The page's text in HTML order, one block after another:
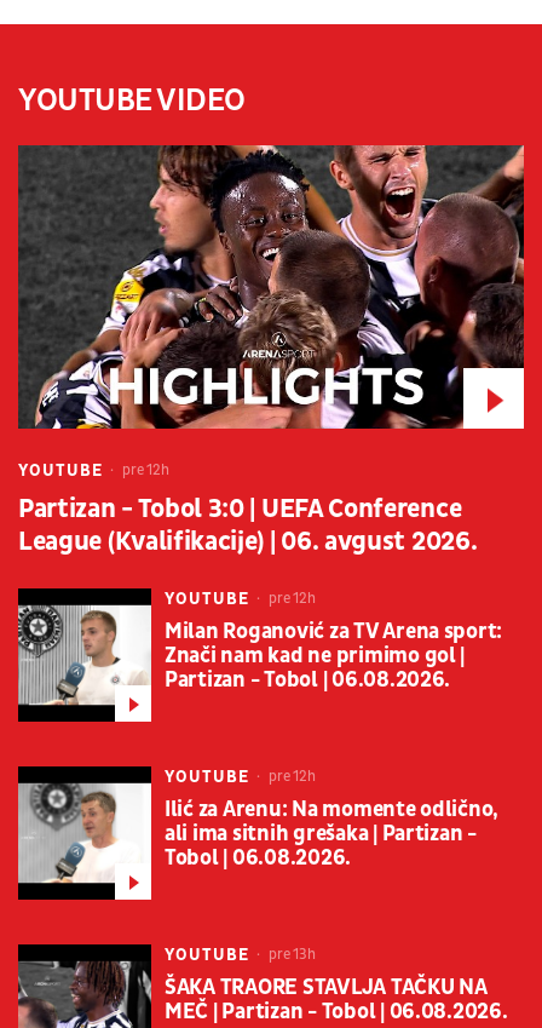
YOUTUBE VIDEO
YOUTUBE pre 12h
Partizan - Tobol 3:0 | UEFA Conference
League (Kvalifikacije) | 06. avgust 2026.
YOUTUBE pre 12h
Milan Roganović za TV Arena sport:
Znači nam kad ne primimo gol |
Partizan - Tobol | 06.08.2026.
YOUTUBE pre 12h
Ilić za Arenu: Na momente odlično,
ali ima sitnih grešaka | Partizan -
Tobol | 06.08.2026.
YOUTUBE pre 13h
ŠAKA TRAORE STAVLJA TAČKU NA
MEČ | Partizan - Tobol | 06.08.2026.